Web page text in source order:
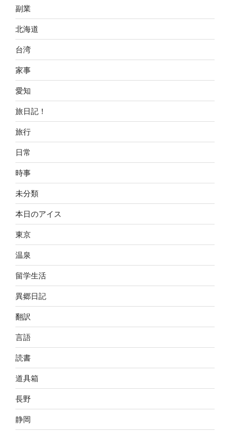
副業
北海道
台湾
家事
愛知
旅日記！
旅行
日常
時事
未分類
本日のアイス
東京
温泉
留学生活
異郷日記
翻訳
言語
読書
道具箱
長野
静岡